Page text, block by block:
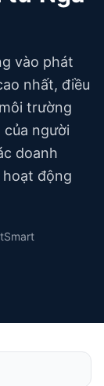
vào phát
nhất, điều
trường
của người
doanh
động